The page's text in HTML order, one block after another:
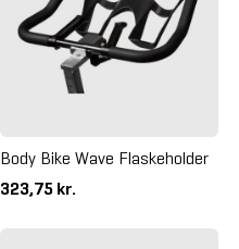
Body Bike Wave Flaskeholder
323,75 kr.